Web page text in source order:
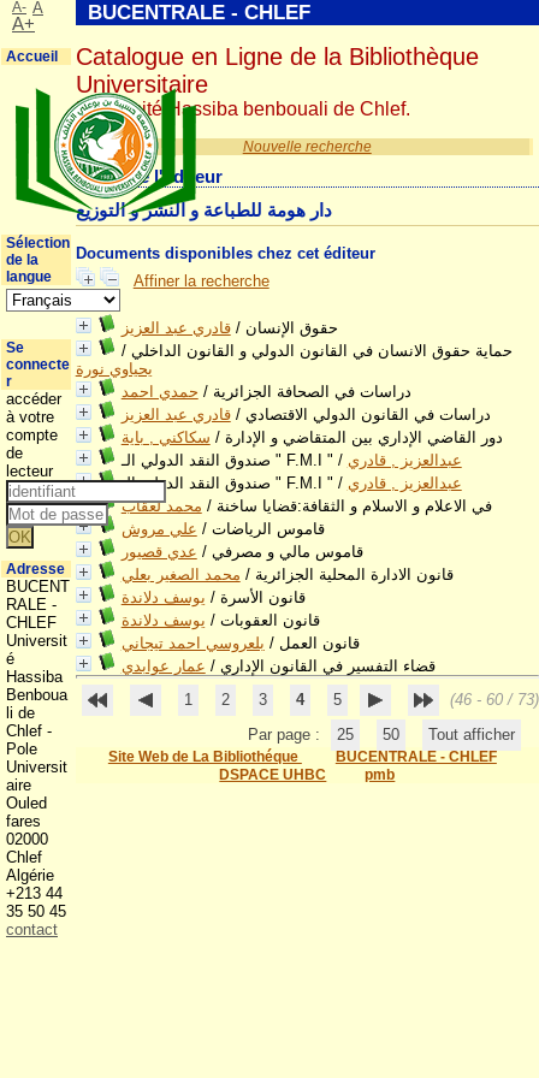
Nouvelle recherche
Détail de l'éditeur
دار هومة للطباعة و النشر و التوزيع
Documents disponibles chez cet éditeur
Affiner la recherche
حقوق الإنسان /قادري عبد العزيز
حماية حقوق الانسان في القانون الدولي و القانون الداخلي /
يحياوي نورة
دراسات في الصحافة الجزائرية / حمدي احمد
دراسات في القانون الدولي الاقتصادي /قادري عبد العزيز
دور القاضي الإداري بين المتقاضي و الإدارة / سكاكني , باية
صندوق النقد الدولي الـ " F.M.I " / عبدالعزيز , قادري
صندوق النقد الدولي الـ " F.M.I " / عبدالعزيز , قادري
في الاعلام و الاسلام و الثقافة:قضايا ساخنة / محمد لعقاب
قاموس الرياضات / علي مروش
قاموس مالي و مصرفي / عدي قصيور
قانون الادارة المحلية الجزائرية / محمد الصغير بعلي
قانون الأسرة / يوسف دلاندة
قانون العقوبات / يوسف دلاندة
قانون العمل / بلعروسي احمد تيجاني
قضاء التفسير في القانون الإداري / عمار عوابدي
1
2 3 4 5
(46 - 60 / 73)
Par page :
25 50 Tout afficher
Site Web de La Bibliothéque
BUCENTRALE - CHLEF
DSPACE UHBC
pmb
BUCENTRALE - CHLEF
Catalogue en Ligne de la Bibliothèque
Universitaire
Université Hassiba benbouali de Chlef.
A- A
A+
Accueil
Sélection
de la
langue
Se
connecte
r
accéder
à votre
compte
de
lecteur
Adresse
BUCENT
RALE -
CHLEF
Universit
é
Hassiba
Benboua
li de
Chlef -
Pole
Universit
aire
Ouled
fares
02000
Chlef
Algérie
+213 44
35 50 45
contact